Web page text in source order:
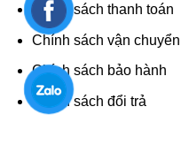
Chính sách thanh toán
Chính sách vận chuyển
Chính sách bảo hành
Chính sách đổi trả